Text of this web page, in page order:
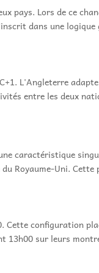
pays. Lors de ce
dans une
L'Angleterre
entre les deux
caractéristique
Royaume-Uni.
configuration
sur leurs